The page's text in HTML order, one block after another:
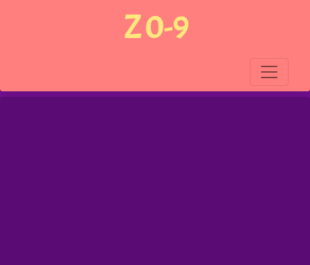
Z0-9